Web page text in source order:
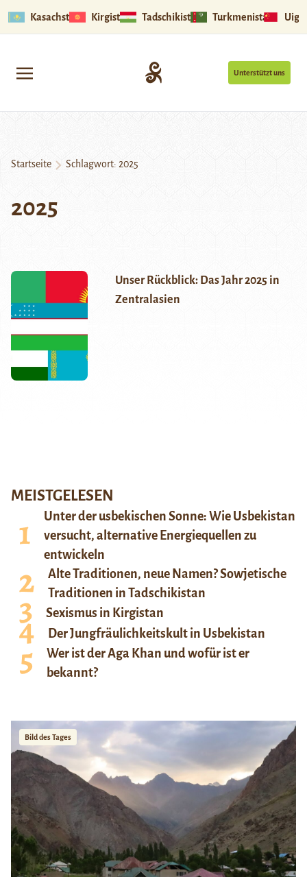
Kasachstan Kirgistan Tadschikistan Turkmenistan
Unterstützt uns
Startseite Schlagwort: 2025
2025
Unser Rückblick: Das Jahr 2025 in
Zentralasien
MEISTGELESEN
Unter der usbekischen Sonne: Wie Usbekistan
versucht, alternative Energiequellen zu
entwickeln
Alte Traditionen, neue Namen? Sowjetische
Traditionen in Tadschikistan
Sexismus in Kirgistan
Der Jungfräulichkeitskult in Usbekistan
Wer ist der Aga Khan und wofür ist er
bekannt?
Bild des Tages